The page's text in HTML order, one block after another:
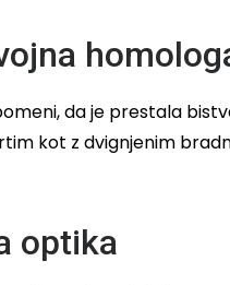
da je prestala
kot z dvignjenim
optika